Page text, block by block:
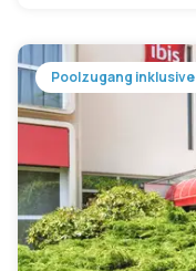
Poolzugang inklusive